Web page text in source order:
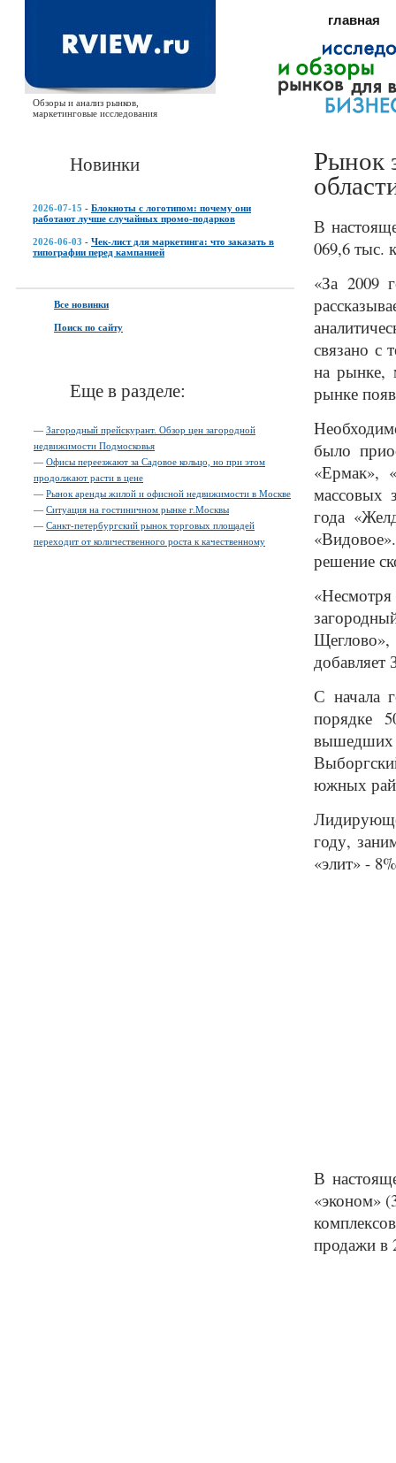
Обзоры и анализ рынков,
маркетинговые исследования
главная
Новинки
2026-07-15 - Блокноты с логотипом: почему они
работают лучше случайных промо-подарков
2026-06-03 - Чек-лист для маркетинга: что заказать в
типографии перед кампанией
Все новинки
Поиск по сайту
Еще в разделе:
— Загородный прейскурант. Обзор цен загородной
недвижимости Подмосковья
— Офисы переезжают за Садовое кольцо, но при этом
продолжают расти в цене
— Рынок аренды жилой и офисной недвижимости в Москве
— Ситуация на гостиничном рынке г.Москвы
— Санкт-петербургский рынок торговых площадей
переходит от количественного роста к качественному
Рынок
В
069,6 тыс.
«За 2009
связано с
на рынке,
рынке
было
«Ермак»,
массовых
года
решение
добавляет
С начала
порядке
южных
году,
«элит» -
В
«эконом»
продажи в